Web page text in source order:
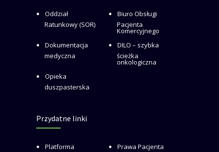
Oddział
Ratunkowy (SOR)
Biuro Obsługi
Pacjenta
Komercyjnego
Dokumentacja
medyczna
DILO – szybka
ścieżka
onkologiczna
Opieka
duszpasterska
Przydatne linki
Platforma
Prawa Pacjenta